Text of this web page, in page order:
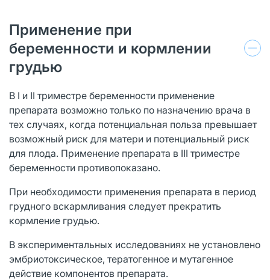
Применение при
беременности и кормлении
грудью
В I и II триместре беременности применение
препарата возможно только по назначению врача в
тех случаях, когда потенциальная польза превышает
возможный риск для матери и потенциальный риск
для плода. Применение препарата в III триместре
беременности противопоказано.
При необходимости применения препарата в период
грудного вскармливания следует прекратить
кормление грудью.
В экспериментальных исследованиях не установлено
эмбриотоксическое, тератогенное и мутагенное
действие компонентов препарата.